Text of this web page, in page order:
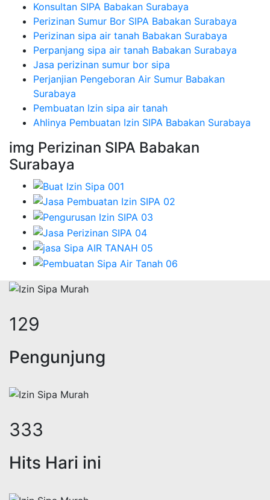
Konsultan SIPA Babakan Surabaya
Perizinan Sumur Bor SIPA Babakan Surabaya
Perizinan sipa air tanah Babakan Surabaya
Perpanjang sipa air tanah Babakan Surabaya
Jasa perizinan sumur bor sipa
Perjanjian Pengeboran Air Sumur Babakan
Surabaya
Pembuatan Izin sipa air tanah
Ahlinya Pembuatan Izin SIPA Babakan Surabaya
img Perizinan SIPA Babakan
Surabaya
173
Pengunjung
449
Hits Hari ini